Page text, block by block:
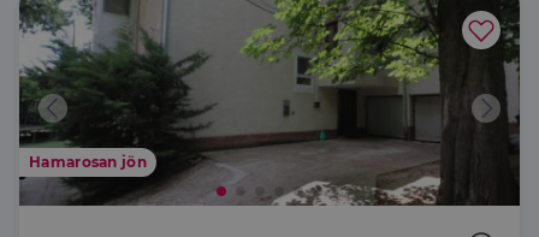
Hamarosan jön